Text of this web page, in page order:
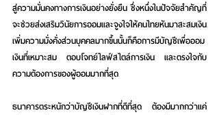
สู่ความมั่นคงทางการเงินอย่างยั่งยืน ซึ่งหนึ่งในปัจจัยสำคัญที่
จะช่วยส่งเสริมวินัยการออมและจูงใจให้คนไทยหันมาสะสมเงิน
เพิ่มความมั่งคั่งส่วนบุคคลมากขึ้นนั้นก็คือการมีบัญชีเพื่อออม
เงินที่เหมาะสม ตอบโจทย์ไลฟ์สไตล์การเงิน และตรงใจกับ
ความต้องการของผู้ออมมากที่สุด
ธนาคารตระหนักว่าบัญชีเงินฝากที่ดีที่สุด ต้องมีมากกว่าแค่